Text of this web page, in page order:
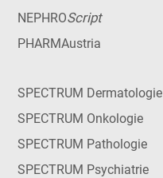
NEPHROScript
PHARMAustria
SPECTRUM Dermatologie
SPECTRUM Onkologie
SPECTRUM Pathologie
SPECTRUM Psychiatrie